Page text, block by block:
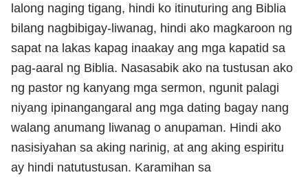
lalong naging tigang, hindi ko itinuturing ang Biblia
bilang nagbibigay-liwanag, hindi ako magkaroon ng
sapat na lakas kapag inaakay ang mga kapatid sa
pag-aaral ng Biblia. Nasasabik ako na tustusan ako
ng pastor ng kanyang mga sermon, ngunit palagi
niyang ipinangangaral ang mga dating bagay nang
walang anumang liwanag o anupaman. Hindi ako
nasisiyahan sa aking narinig, at ang aking espiritu
ay hindi natutustusan. Karamihan sa